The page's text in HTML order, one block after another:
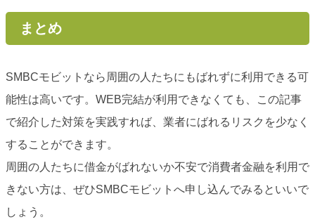
まとめ
SMBCモビットなら周囲の人たちにもばれずに利用できる可
能性は高いです。WEB完結が利用できなくても、この記事
で紹介した対策を実践すれば、業者にばれるリスクを少なく
することができます。
周囲の人たちに借金がばれないか不安で消費者金融を利用で
きない方は、ぜひSMBCモビットへ申し込んでみるといいで
しょう。